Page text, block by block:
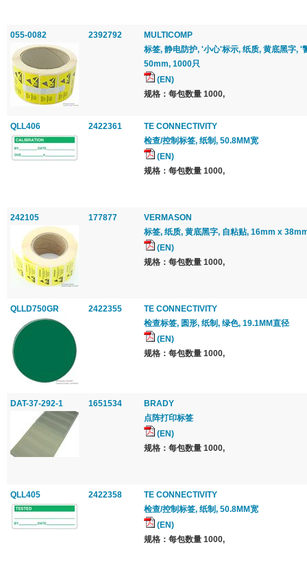
055-0082 2392792
MULTICOMP
标签, 静电防护, '小心'标示, 纸质, 黄底黑字,
50mm, 1000只
(EN)
规格：每包数量 1000,
QLL406 2422361
TE CONNECTIVITY
检查/控制标签, 纸制, 50.8MM宽
(EN)
规格：每包数量 1000,
242105 177877
VERMASON
标签, 纸质, 黄底黑字, 自粘贴, 16mm x
(EN)
规格：每包数量 1000,
QLLD750GR 2422355
TE CONNECTIVITY
检查标签, 圆形, 纸制, 绿色, 19.1MM直径
(EN)
规格：每包数量 1000,
DAT-37-292-1 1651534
BRADY
点阵打印标签
(EN)
规格：每包数量 1000,
QLL405 2422358
TE CONNECTIVITY
检查/控制标签, 纸制, 50.8MM宽
(EN)
规格：每包数量 1000,